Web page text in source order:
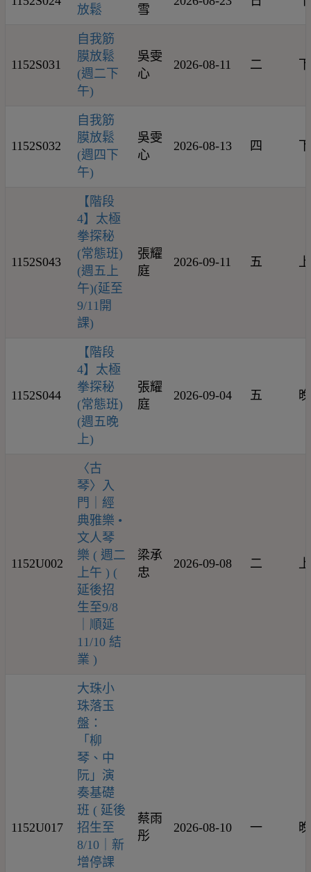
放鬆
雪
1152S031
自我筋
膜放鬆
(週二下
午)
吳雯
心
2026-08-11 二
1152S032
自我筋
膜放鬆
(週四下
午)
吳雯
心
2026-08-13 四
1152S043
【階段
4】太極
拳探秘
(常態班)
(週五上
午)(延至
9/11開
課)
張耀
庭
2026-09-11 五
1152S044
【階段
4】太極
拳探秘
(常態班)
(週五晚
上)
張耀
庭
2026-09-04 五
1152U002
〈古
琴〉入
門｜經
典雅樂 •
文人琴
樂 ( 週二
上午 ) (
延後招
生至9/8
｜順延
11/10 結
業 )
梁承
忠
2026-09-08 二
1152U017
大珠小
珠落玉
盤：
「柳
琴、中
阮」演
奏基礎
班 ( 延後
招生至
8/10｜新
增停課
蔡雨
彤
2026-08-10 一